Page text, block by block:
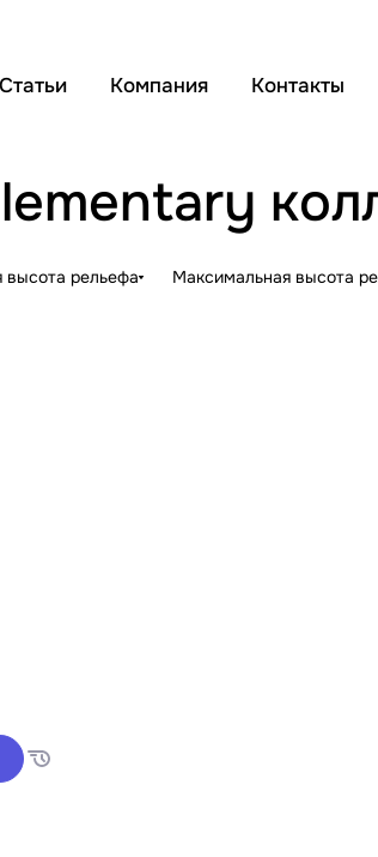
Статьи Компания Контакты
рельефа Максимальная высота